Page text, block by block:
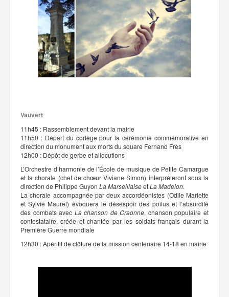
Vauvert
11h45 : Rassemblement devant la mairie
11h50 : Départ du cortège pour la cérémonie commémorative en
direction du monument aux morts du square Fernand Frès
12h00 : Dépôt de gerbe et allocutions
L’Orchestre d’harmonie de l’École de musique de Petite Camargue
et la chorale (chef de chœur Viviane Simon) interpréteront sous la
direction de Philippe Guyon La MarseillaiseetLa Madelon.
La chorale accompagnée par deux accordéonistes (Odile Mariette
et Sylvie Maurel) évoquera le désespoir des poilus et l’absurdité
des combats avec La chanson de Craonne, chanson populaire et
contestataire, créée et chantée par les soldats français durant la
Première Guerre mondiale
12h30 : Apéritif de clôture de la mission centenaire 14-18 en mairie